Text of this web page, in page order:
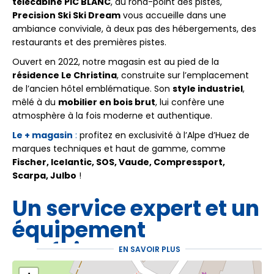
Precision Ski Ski Dream vous accueille dans une
ambiance conviviale, à deux pas des hébergements, des
restaurants et des premières pistes.
Ouvert en 2022, notre magasin est au pied de la
résidence Le Christina, construite sur l’emplacement
de l’ancien hôtel emblématique. Son style industriel,
mêlé à du mobilier en bois brut, lui confère une
atmosphère à la fois moderne et authentique.
Le + magasin : profitez en exclusivité à l’Alpe d’Huez de
marques techniques et haut de gamme, comme
Fischer, Icelantic, SOS, Vaude, Compressport,
Scarpa, Julbo !
Un service expert et un
équipement
parfaitement
EN SAVOIR PLUS